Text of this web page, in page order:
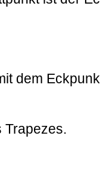
dem
Trapezes.